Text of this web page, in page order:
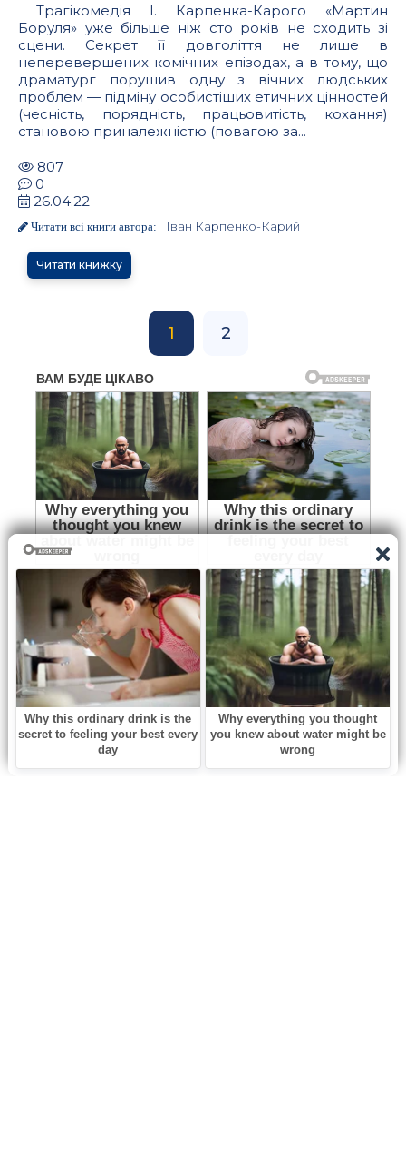
Трагікомедія І. Карпенка-Карого «Мартин
Боруля» уже більше ніж сто років не сходить зі
сцени. Секрет її довголіття не лише в
неперевершених комічних епізодах, а в тому, що
драматург порушив одну з вічних людських
проблем — підміну особистіших етичних цінностей
(чесність, порядність, працьовитість, кохання)
становою приналежністю (повагою за...
807
0
26.04.22
Читати всі книги автора: Іван Карпенко-Карий
Читати книжку
1 2